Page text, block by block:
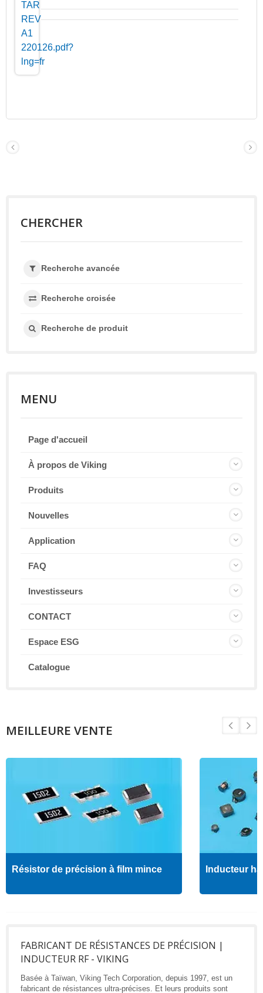
CHERCHER
Recherche avancée
Recherche croisée
Recherche de produit
MENU
Page d'accueil
À propos de Viking
Produits
Nouvelles
Application
FAQ
Investisseurs
CONTACT
Espace ESG
Catalogue
MEILLEURE VENTE
Résistor de précision à film mince Inducteur
FABRICANT DE RÉSISTANCES DE PRÉCISION |
INDUCTEUR RF - VIKING
Basée à Taïwan, Viking Tech Corporation, depuis 1997, est un
fabricant de résistances ultra-précises. Et leurs produits sont